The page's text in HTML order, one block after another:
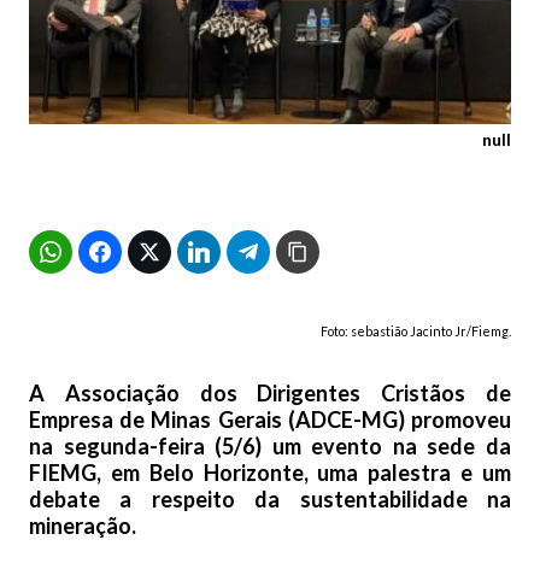
null
Foto: sebastião Jacinto Jr/Fiemg.
A Associação dos Dirigentes Cristãos de
Empresa de Minas Gerais (ADCE-MG) promoveu
na segunda-feira (5/6) um evento na sede da
FIEMG, em Belo Horizonte, uma palestra e um
debate a respeito da sustentabilidade na
mineração.